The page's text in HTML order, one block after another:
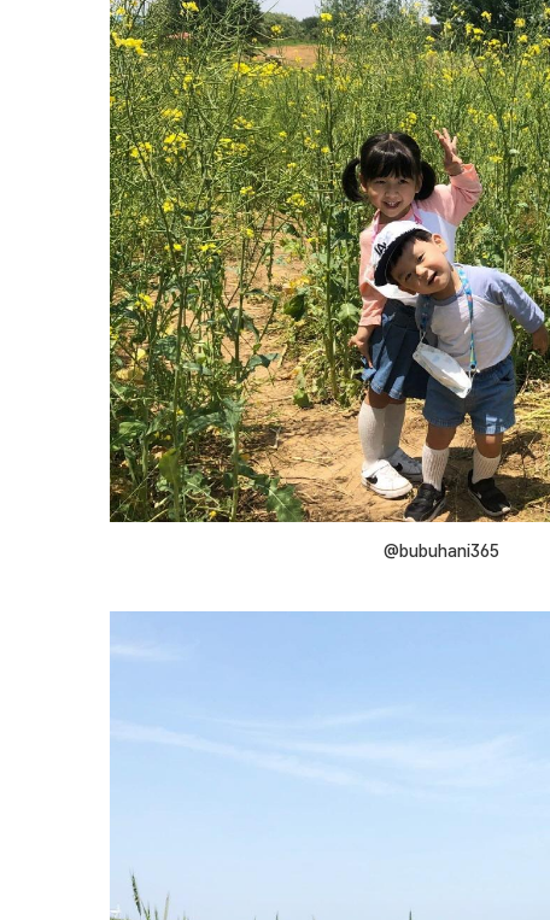
@bubuhani365